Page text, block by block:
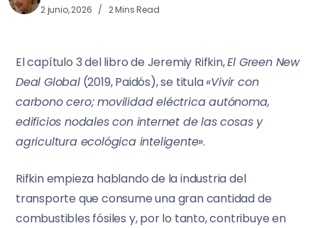
2 junio, 2026 2 Mins Read
El capítulo 3 del libro de Jeremiy Rifkin,El Green New
Deal Global(2019, Paidós), se titula«Vivir con
carbono cero; movilidad eléctrica autónoma,
edificios nodales con internet de las cosas y
agricultura ecológica inteligente».
Rifkin empieza hablando de la industria del
transporte que consume una gran cantidad de
combustibles fósiles y, por lo tanto, contribuye en